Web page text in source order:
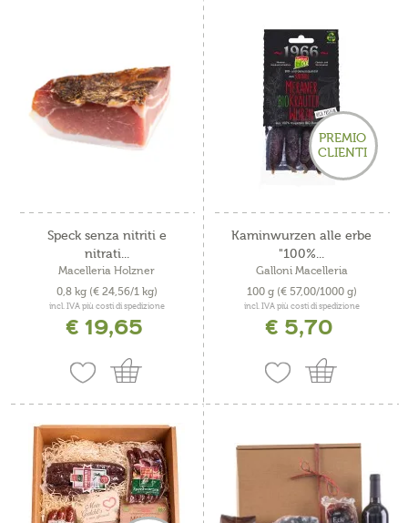
Speck senza nitriti e
nitrati...
Macelleria Holzner
0,8 kg (€ 24,56/1 kg)
incl. IVA più costi di spedizione
€ 19,65
PREMIO
CLIENTI
Kaminwurzen alle erbe
"100%...
Galloni Macelleria
100 g (€ 57,00/1000 g)
incl. IVA più costi di spedizione
€ 5,70